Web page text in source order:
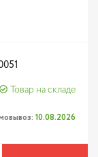
Товар на складе
10.08.2026